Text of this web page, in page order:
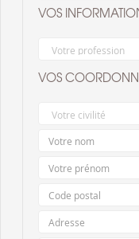
VOS
VOS